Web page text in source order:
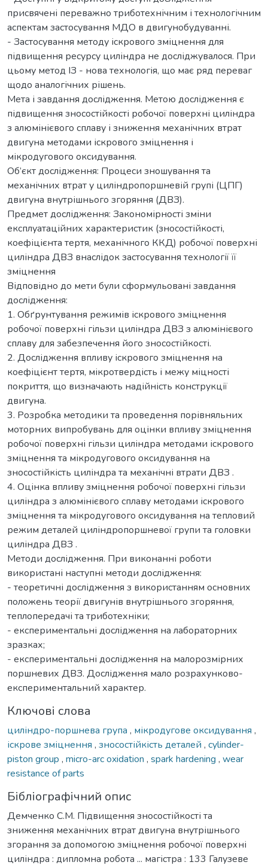
присвячені переважно триботехнічним і технологічним
аспектам застосування МДО в двигунобудуванні.
- Застосування методу іскрового зміцнення для
підвищення ресурсу циліндра не досліджувалося. При
цьому метод ІЗ - нова технологія, що має ряд переваг
щодо аналогічних рішень.
Мета і завдання дослідження. Метою дослідження є
підвищення зносостійкості робочої поверхні циліндра
з алюмінієвого сплаву і зниження механічних втрат
двигуна методами іскрового зміцнення і
мікродугового оксидування.
Об’єкт дослідження: Процеси зношування та
механічних втрат у циліндропоршневій групі (ЦПГ)
двигуна внутрішнього згоряння (ДВЗ).
Предмет дослідження: Закономірності зміни
експлуатаційних характеристик (зносостійкості,
коефіцієнта тертя, механічного ККД) робочої поверхні
циліндра ДВЗ внаслідок застосування технології її
зміцнення
Відповідно до мети були сформульовані завдання
дослідження:
1. Обґрунтування режимів іскрового зміцнення
робочої поверхні гільзи циліндра ДВЗ з алюмінієвого
сплаву для забезпечення його зносостійкості.
2. Дослідження впливу іскрового зміцнення на
коефіцієнт тертя, мікротвердість і межу міцності
покриття, що визначають надійність конструкції
двигуна.
3. Розробка методики та проведення порівняльних
моторних випробувань для оцінки впливу зміцнення
робочої поверхні гільзи циліндра методами іскрового
зміцнення та мікродугового оксидування на
зносостійкість циліндра та механічні втрати ДВЗ .
4. Оцінка впливу зміцнення робочої поверхні гільзи
циліндра з алюмінієвого сплаву методами іскрового
зміцнення та мікродугового оксидування на тепловий
режим деталей циліндропоршневої групи та головки
циліндра ДВЗ .
Методи дослідження. При виконанні роботи
використані наступні методи дослідження:
- теоретичні дослідження з використанням основних
положень теорії двигунів внутрішнього згоряння,
теплопередачі та триботехніки;
- експериментальні дослідження на лабораторних
зразках;
- експериментальні дослідження на малорозмірних
поршневих ДВЗ. Дослідження мало розрахунково-
експериментальний характер.
Ключові слова
циліндро-поршнева група , мікродугове оксидування ,
іскрове зміцнення , зносостійкість деталей , cylinder-
piston group , micro-arc oxidation , spark hardening , wear
resistance of parts
Бібліографічний опис
Демченко С.М. Підвищення зносостійкості та
зниження механічних втрат двигуна внутрішнього
згорання за допомогою зміцнення робочої поверхні
циліндра : дипломна робота ... магістра : 133 Галузеве